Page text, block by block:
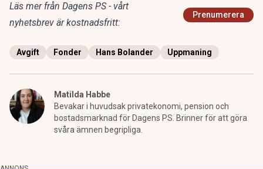
Läs mer från Dagens PS - vårt
nyhetsbrev är kostnadsfritt:
Prenumerera
Avgift Fonder Hans Bolander Uppmaning
Matilda Habbe
Bevakar i huvudsak privatekonomi, pension och
bostadsmarknad för Dagens PS. Brinner för att göra
svåra ämnen begripliga.